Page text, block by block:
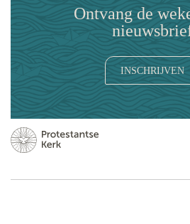
Ontvang de
INSCHRIJVEN